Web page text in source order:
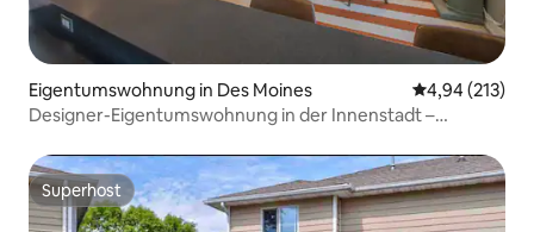
Eigentumswohnung in Des Moines
4,94 (213)
Designer-Eigentumswohnung in der Innenstadt –
Superhost
Superhost